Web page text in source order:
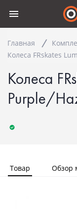
Главная
Колеса FRskates
Колеса
Purple/
Товар Обзор